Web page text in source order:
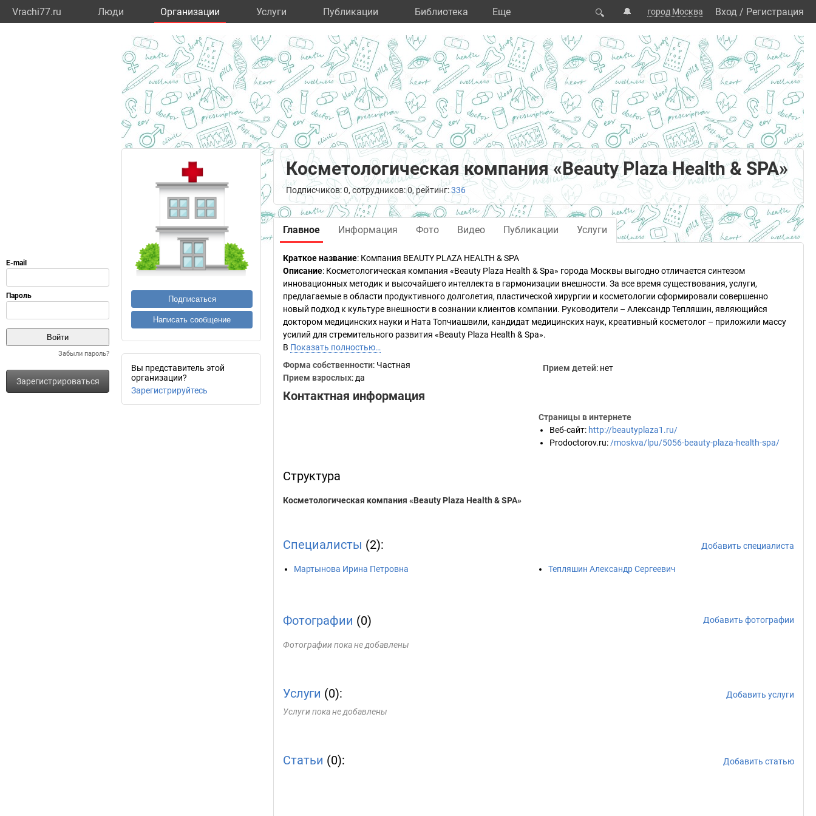
Vrachi77.ru Люди Организации Услуги Публикации Библиотека Eще 🔍 🔔 город Москва Вход / Регистрация
Забыли пароль?
Зарегистрироваться
Подписаться
Написать сообщение
Вы представитель этой
организации?
Зарегистрируйтесь
Косметологическая компания «Beauty Plaza Health & SPA»
Подписчиков: 0, сотрудников: 0, рейтинг:336
Главное Информация Фото Видео Публикации Услуги
Краткое название: Компания BEAUTY PLAZA HEALTH & SPA
Описание: Косметологическая компания «Beauty Plaza Health & Spa» города Москвы выгодно отличается синтезом
инновационных методик и высочайшего интеллекта в гармонизации внешности. За все время существования, услуги,
предлагаемые в области продуктивного долголетия, пластической хирургии и косметологии сформировали совершенно
новый подход к культуре внешности в сознании клиентов компании. Руководители – Александр Тепляшин, являющийся
доктором медицинских науки и Ната Топчиашвили, кандидат медицинских наук, креативный косметолог – приложили массу
усилий для стремительного развития «Beauty Plaza Health & Spa».
В Показать полностью…
Форма собственности: Частная
Прием взрослых: да
Прием детей: нет
Контактная информация
Страницы в интернете
Веб-сайт: http://beautyplaza1.ru/
Prodoctorov.ru: /moskva/lpu/5056-beauty-plaza-health-spa/
Структура
Косметологическая компания «Beauty Plaza Health & SPA»
Специалисты (2): Добавить специалиста
Мартынова Ирина Петровна Тепляшин Александр Сергеевич
Фотографии (0) Добавить фотографии
Фотографии пока не добавлены
Услуги (0):
Добавить услуги
Услуги пока не добавлены
Статьи (0): Добавить статью